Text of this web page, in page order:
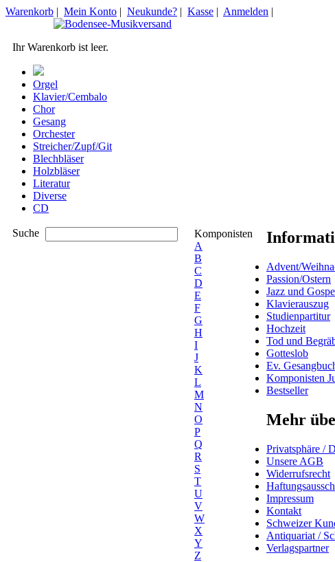
Warenkorb | Mein Konto | Neukunde? | Kasse | Anmelden |
Ihr Warenkorb ist leer.
Orgel
Klavier/Cembalo
Chor
Gesang
Orchester
Streicher/Zupf/Git
Blechbläser
Holzbläser
Literatur
Diverse
CD
Suche
Komponisten
A
B
C
D
E
F
G
H
I
J
K
L
M
N
O
P
Q
R
S
T
U
V
W
X
Y
Z
Advent/
Passion/Ostern
Jazz und
Klavierauszug
Studienpartitur
Hochzeit
Tod und
Gotteslob
Ev.
Komponisten
Bestseller
Mehr
Privatsphäre /
Unsere AGB
Widerrufsrecht
Impressum
Kontakt
Schweizer
Antiquariat /
Verlagspartner